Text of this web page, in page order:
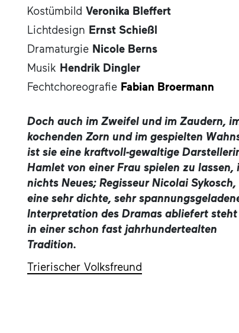
Kostümbild Veronika Bleffert
Lichtdesign Ernst Schießl
Dramaturgie Nicole Berns
Musik Hendrik Dingler
Fechtchoreografie Fabian Broermann
Doch auch im Zweifel und im Zaudern,
kochenden Zorn und im gespielten
ist sie eine kraftvoll-gewaltige
Hamlet von einer Frau spielen zu lassen,
nichts Neues; Regisseur Nicolai Sykosch,
eine sehr dichte, sehr
Interpretation des Dramas abliefert
in einer schon fast jahrhundertealten
Tradition.
Trierischer Volksfreund